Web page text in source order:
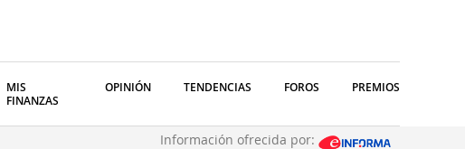
MIS
FINANZAS
OPINIÓN TENDENCIAS FOROS PREMIOS
Información ofrecida por: